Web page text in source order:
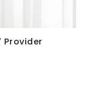
Provider